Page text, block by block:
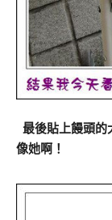
最後貼上饅頭的
像她啊！